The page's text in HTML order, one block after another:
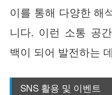
이를 통해 다양한 해
니다. 이런 소통 공
백이 되어 발전하는
SNS 활용 및 이벤트